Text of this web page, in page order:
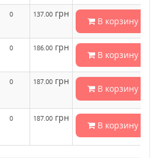
0 137.00 грн
В корзину
0 186.00 грн
В корзину
0 187.00 грн
В корзину
0 187.00 грн
В корзину